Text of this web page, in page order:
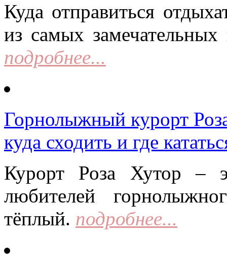
Куда отправиться
из самых замечательных
подробнее...
Горнолыжный курорт
куда сходить и где
Курорт Роза Хутор –
любителей
тёплый. подробнее...